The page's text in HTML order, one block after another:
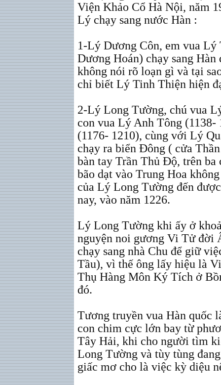
Viện Khảo Cổ Hà Nội, năm
Lý chạy sang nước Hàn :
1-Lý Dương Côn, em vua
Dương Hoán) chạy sang Hàn
không nói rõ loạn gì và tại
chỉ biết Lý Tinh Thiện hiện
2-Lý Long Tường, chú vua
con vua Lý Anh Tông
(1176- 1210), cùng với Lý
chạy ra biển Đông ( cửa
bàn tay Trần Thủ Độ, trên
bão dạt vào Trung Hoa
của Lý Long Tường đến
nay, vào năm 1226.
Lý Long Tường khi ấy ở
nguyện noi gương Vi Tử đời
chạy sang nhà Chu để giữ
Tầu), vì thế ông lấy hiệu là
Thụ Hàng Môn Ký Tích ở
đó.
Tương truyền vua Hàn quốc
con chim cực lớn bay từ
Tây Hải, khi cho người tìm
Long Tường và tùy tùng
giấc mơ cho là việc kỳ diệu